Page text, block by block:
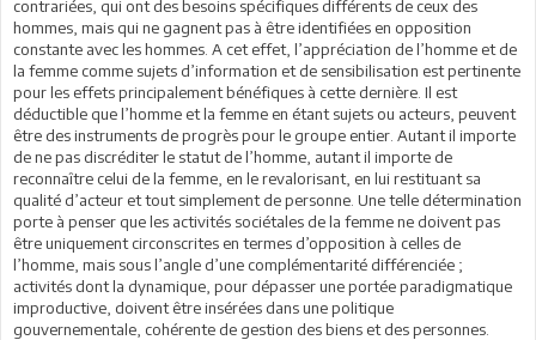
contrariées, qui ont des besoins spécifiques différents de ceux des
hommes, mais qui ne gagnent pas à être identifiées en opposition
constante avec les hommes. A cet effet, l’appréciation de l’homme et de
la femme comme sujets d’information et de sensibilisation est pertinente
pour les effets principalement bénéfiques à cette dernière. Il est
déductible que l’homme et la femme en étant sujets ou acteurs, peuvent
être des instruments de progrès pour le groupe entier. Autant il importe
de ne pas discréditer le statut de l’homme, autant il importe de
reconnaître celui de la femme, en le revalorisant, en lui restituant sa
qualité d’acteur et tout simplement de personne. Une telle détermination
porte à penser que les activités sociétales de la femme ne doivent pas
être uniquement circonscrites en termes d’opposition à celles de
l’homme, mais sous l’angle d’une complémentarité différenciée ;
activités dont la dynamique, pour dépasser une portée paradigmatique
improductive, doivent être insérées dans une politique
gouvernementale, cohérente de gestion des biens et des personnes.